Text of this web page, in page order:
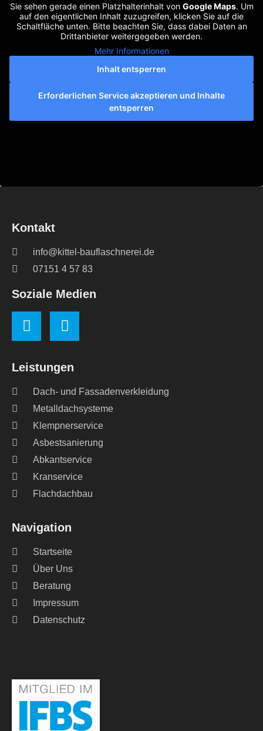
Sie sehen gerade einen Platzhalterinhalt von Google Maps. Um
auf den eigentlichen Inhalt zuzugreifen, klicken Sie auf die
Schaltfläche unten. Bitte beachten Sie, dass dabei Daten an
Drittanbieter weitergegeben werden.
Mehr Informationen
Inhalt entsperren
Erforderlichen Service akzeptieren und Inhalte
entsperren
Navigation
Startseite
Über Uns
Beratung
Impressum
Datenschutz
Leistungen
Dach- und Fassadenverkleidung
Metalldachsysteme
Klempnerservice
Asbestsanierung
Abkantservice
Kranservice
Flachdachbau
Kontakt
info@kittel-bauflaschnerei.de
07151 4 57 83
Soziale Medien